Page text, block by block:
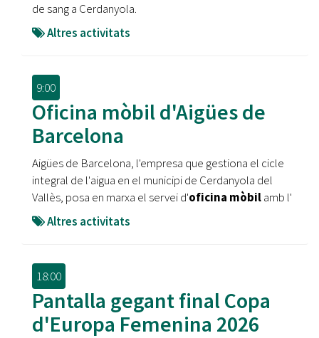
de sang a Cerdanyola.
Altres activitats
9:00
Oficina mòbil d'Aigües de
Barcelona
Aigües de Barcelona, l'empresa que gestiona el cicle
integral de l'aigua en el municipi de Cerdanyola del
Vallès, posa en marxa el servei d'oficina mòbilamb l'
Altres activitats
18:00
Pantalla gegant final Copa
d'Europa Femenina 2026